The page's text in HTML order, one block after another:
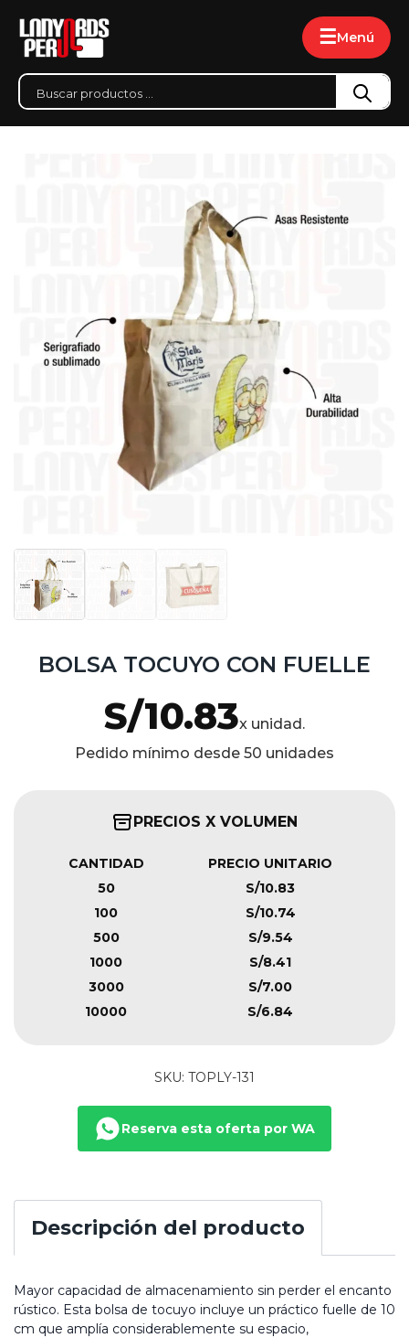
☰Menú
BOLSA TOCUYO CON FUELLE
S/10.83x unidad.
Pedido mínimo desde 50 unidades
PRECIOS X VOLUMEN
CANTIDAD
PRECIO UNITARIO
50
S/10.83
100
S/10.74
500
S/9.54
1000
S/8.41
3000
S/7.00
10000
S/6.84
SKU: TOPLY-131
Reserva esta oferta por WA
Descripción del producto
Mayor capacidad de almacenamiento sin perder el encanto
rústico. Esta bolsa de tocuyo incluye un práctico fuelle de 10
cm que amplía considerablemente su espacio,